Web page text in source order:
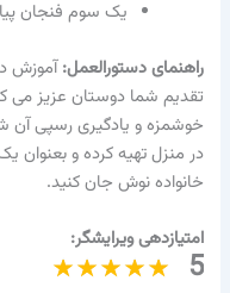
یک سوم فنجان
راهنمای دستورالعمل:آموزش
تقدیم شما دوستان عزیز می
خوشمزه و یادگیری رسپی آن
در منزل تهیه کرده و بعنوان
خانواده نوش جان کنید.
امتیازدهی ویرایشگر:
5